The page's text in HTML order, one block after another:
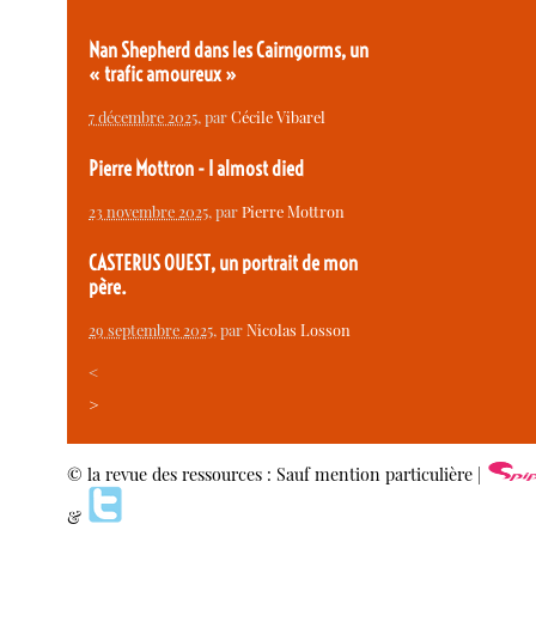
Nan Shepherd dans les Cairngorms, un
« trafic amoureux »
7 décembre 2025, parCécile Vibarel
Pierre Mottron - I almost died
23 novembre 2025, parPierre Mottron
CASTERUS OUEST, un portrait de mon
père.
29 septembre 2025, parNicolas Losson
<
>
© la revue des ressources : Sauf mention particulière |
&